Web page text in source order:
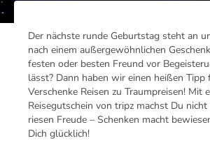
Der nächste runde Geburtstag steht an
nach einem außergewöhnlichen
festen oder besten Freund vor
lässt? Dann haben wir einen heißen Tipp
Verschenke Reisen zu Traumpreisen! Mit
Reisegutschein von tripz machst Du
riesen Freude – Schenken macht
Dich glücklich!